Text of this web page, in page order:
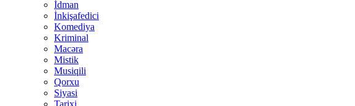
İdman
İnkişafedici
Komediya
Kriminal
Macəra
Mistik
Musiqili
Qorxu
Siyasi
Tarixi